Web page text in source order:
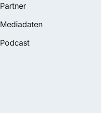
Partner
Mediadaten
Podcast